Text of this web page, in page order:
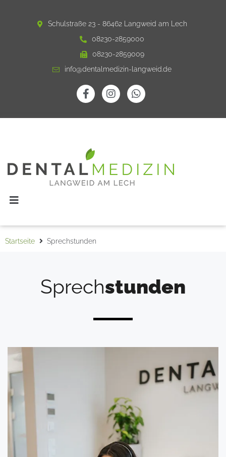
Schulstraße 23 - 86462 Langweid am Lech
08230-2859000
08230-2859009
info@dentalmedizin-langweid.de
Startseite Sprechstunden
Sprechstunden